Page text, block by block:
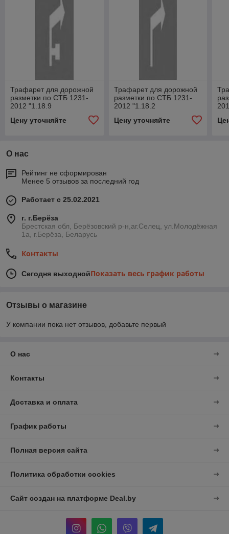
Трафарет для дорожной
разметки по СТБ 1231-
2012 "1.18.9
Направление движения
по полосам - запрет,
Цену уточняйте
Трафарет для дорожной
разметки по СТБ 1231-
2012 "1.18.2
Направление движения
по полосам - только
Цену уточняйте
по
О нас
Рейтинг не сформирован
Менее 5 отзывов за последний год
Работает с 25.02.2021
г. г.Берёза
Брестская обл, Берёзовский р-н,аг.Селец, ул.Молодёжная
1а, г.Берёза, Беларусь
Контакты
Сегодня выходнойПоказать весь график работы
Отзывы о магазине
У компании пока нет отзывов, добавьте первый
О нас
Контакты
Доставка и оплата
График работы
Полная версия сайта
Политика обработки cookies
Сайт создан на платформе Deal.by